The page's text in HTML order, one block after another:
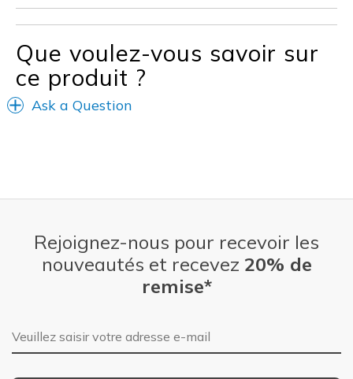
Que voulez-vous savoir sur
ce produit ?
Ask a Question
Rejoignez-nous pour recevoir les
nouveautés et recevez 20% de
remise*
Adresse e-mail